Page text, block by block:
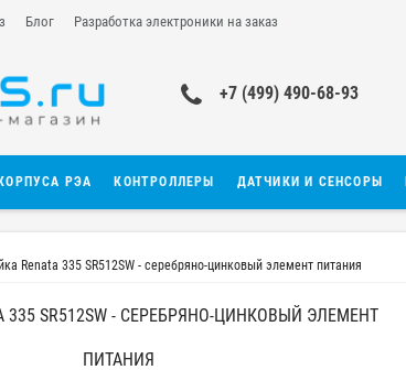
Блог Разработка электроники на заказ
+7 (499) 490-68-93
КОРПУСА РЭА КОНТРОЛЛЕРЫ ДАТЧИКИ И СЕНСОРЫ
Renata 335 SR512SW - серебряно-цинковый элемент питания
335 SR512SW - СЕРЕБРЯНО-ЦИНКОВЫЙ ЭЛЕМЕНТ
ПИТАНИЯ